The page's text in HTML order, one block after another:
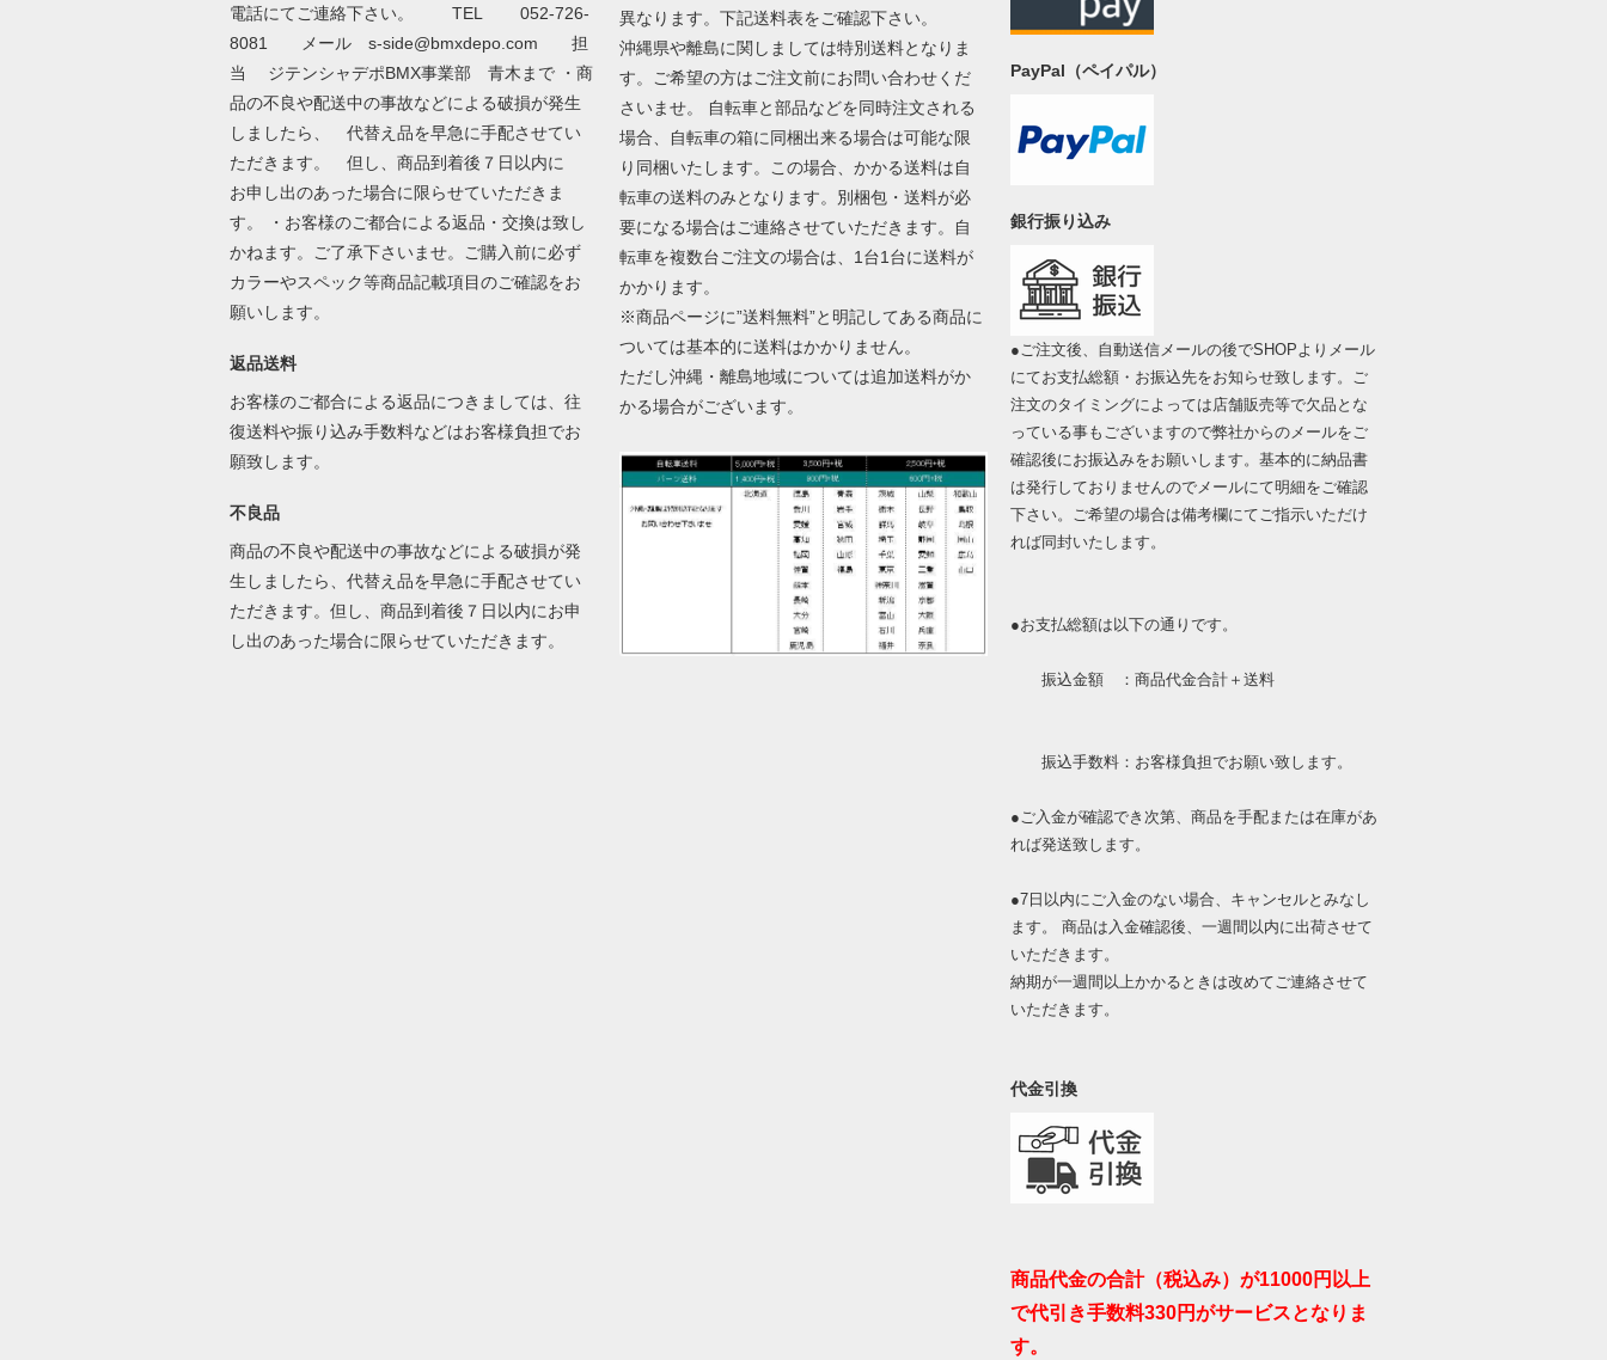
電話にてご連絡下さい。 TEL 052-726-
8081 メール s-side@bmxdepo.com 担
当 ジテンシャデポBMX事業部 青木まで ・商
品の不良や配送中の事故などによる破損が発生
しましたら、 代替え品を早急に手配させてい
ただきます。 但し、商品到着後７日以内に
お申し出のあった場合に限らせていただきま
す。 ・お客様のご都合による返品・交換は致し
かねます。ご了承下さいませ。ご購入前に必ず
カラーやスペック等商品記載項目のご確認をお
願いします。
返品送料
お客様のご都合による返品につきましては、往
復送料や振り込み手数料などはお客様負担でお
願致します。
不良品
商品の不良や配送中の事故などによる破損が発
生しましたら、代替え品を早急に手配させてい
ただきます。但し、商品到着後７日以内にお申
し出のあった場合に限らせていただきます。
異なります。下記送料表をご確認下さい。
沖縄県や離島に関しましては特別送料となりま
す。ご希望の方はご注文前にお問い合わせくだ
さいませ。 自転車と部品などを同時注文される
場合、自転車の箱に同梱出来る場合は可能な限
り同梱いたします。この場合、かかる送料は自
転車の送料のみとなります。別梱包・送料が必
要になる場合はご連絡させていただきます。自
転車を複数台ご注文の場合は、1台1台に送料が
かかります。
※商品ページに”送料無料”と明記してある商品に
ついては基本的に送料はかかりません。
ただし沖縄・離島地域については追加送料がか
かる場合がございます。
PayPal（ペイパル）
銀行振り込み
●ご注文後、自動送信メールの後でSHOPよりメール
にてお支払総額・お振込先をお知らせ致します。ご
注文のタイミングによっては店舗販売等で欠品とな
っている事もございますので弊社からのメールをご
確認後にお振込みをお願いします。基本的に納品書
は発行しておりませんのでメールにて明細をご確認
下さい。ご希望の場合は備考欄にてご指示いただけ
れば同封いたします。
●お支払総額は以下の通りです。
振込金額 ：商品代金合計＋送料
振込手数料：お客様負担でお願い致します。
●ご入金が確認でき次第、商品を手配または在庫があ
れば発送致します。
●7日以内にご入金のない場合、キャンセルとみなし
ます。 商品は入金確認後、一週間以内に出荷させて
いただきます。
納期が一週間以上かかるときは改めてご連絡させて
いただきます。
代金引換
商品代金の合計（税込み）が11000円以上
で代引き手数料330円がサービスとなりま
す。